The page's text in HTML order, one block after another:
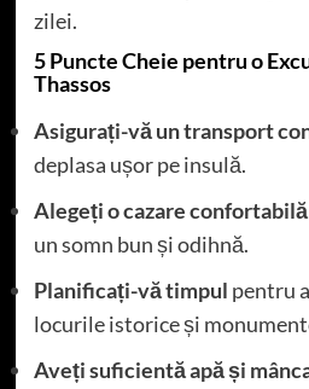
zilei.
5 Puncte Cheie pentru o
Thassos
Asigurați-vă un transport
deplasa ușor pe insulă.
Alegeți o cazare confortabilă
un somn bun și odihnă.
Planificați-vă timpul pentru
locurile istorice și
Aveți suficientă apă și